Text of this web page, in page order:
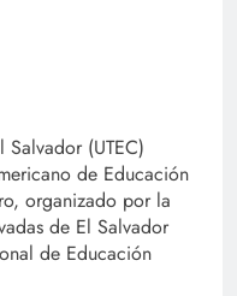
Salvador (UTEC)
de Educación
organizado por la
de El Salvador
de Educación